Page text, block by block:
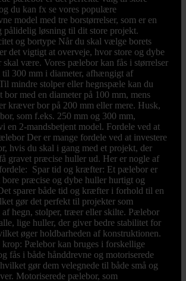
du kan fx se vores populære
model med tre borstørrelser, som er en
pålidelig løsning til dit store projekt.
og bortype Når du skal vælge borets
det vigtigt at overveje, hvor store og dybe
skal være. Vores pælebor kan fås i størrelser
til 300 mm i diameter, afhængigt af
mindre stolper eller hegnspæle kan du
bor med en diameter på 100 mm, mens
kræver bor på 200 mm eller mere. Husk,
som f.eks. 250 mm og 300 mm,
en 2-mandsbetjent model. Fordele ved at
Der er mange fordele ved at investere
hvis du skal i gang med et projekt, der
gravet præcise huller ud. Her er nogle af
Spar tid og kræfter: Et pælebor er
bore præcise og dybe huller hurtigt og
sparer både tid og kræfter i forhold til en
gør det perfekt til projekter som
hegn, stolper, træer eller skilte. Pælebor
lige huller, der giver bedre stabilitet for
øger holdbarheden af konstruktionen.
krop: Pælebor kan bruges i forskellige
fås i både hånddrevne og motoriserede
gør dem velegnede til både små og
Motoriserede pælebor, som